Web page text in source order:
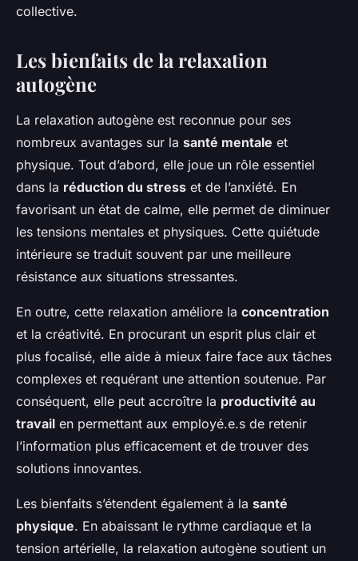
collective.
Les bienfaits de la relaxation
autogène
La relaxation autogène est reconnue pour ses
nombreux avantages sur la santé mentale et
physique. Tout d’abord, elle joue un rôle essentiel
dans la réduction du stress et de l’anxiété. En
favorisant un état de calme, elle permet de diminuer
les tensions mentales et physiques. Cette quiétude
intérieure se traduit souvent par une meilleure
résistance aux situations stressantes.
En outre, cette relaxation améliore la concentration
et la créativité. En procurant un esprit plus clair et
plus focalisé, elle aide à mieux faire face aux tâches
complexes et requérant une attention soutenue. Par
conséquent, elle peut accroître la productivité au
travail en permettant aux employé.e.s de retenir
l’information plus efficacement et de trouver des
solutions innovantes.
Les bienfaits s’étendent également à la santé
physique. En abaissant le rythme cardiaque et la
tension artérielle, la relaxation autogène soutient un